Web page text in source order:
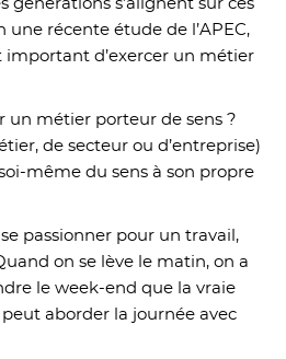
s’alignent sur ces
une récente étude de l’APEC,
important d’exercer un métier
un métier porteur de sens ?
de secteur ou d’entreprise)
même du sens à son propre
passionner pour un travail,
on se lève le matin, on a
le week-end que la vraie
aborder la journée avec